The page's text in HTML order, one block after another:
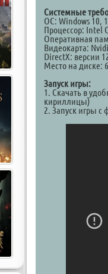
Системные
ОС: Windows 10,
Процессор: Intel
Оперативная
Видеокарта:
DirectX: версии
Место на диске:
Запуск игры:
1. Скачать в
кириллицы)
2. Запуск игры с